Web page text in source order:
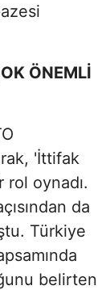
ÖNEMLİ
'İttifak
oynadı.
da
Türkiye
belirten